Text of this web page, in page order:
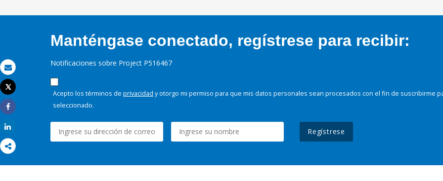
Correo electrónico
Imprimir
Tweet
Share
Manténgase conectado, regístrese para recibir:
Notificaciones sobre Project P516467
Acepto los términos de privacidad y otorgo mi permiso para que mis datos personales sean procesados con el fin de suscribirme
seleccionado.
Regístrese